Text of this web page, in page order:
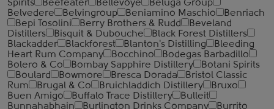
Spirits
Beefeater Bellevoye
Beluga Group
Belvedere
Belvingroup Beniamino Maschio
Benriach
Bepi Tosolini
Berry Brothers & Rudd
Beveland
Distillers
Bisquit & Dubouche
Black Forest Distillers
Blackadder
Blackforest Blanton's Distilling
Bleeding
Heart Rum Company
Bocchino
Bodegas Barbadillo
Bolero & Co
Bombay Sapphire Distillery
Botani Spirits
Boulard
Bowmore Bresca Dorada
Bristol Classic
Rum
Brugal & Co Bruichladdich Distillery
Bruxo
Buen Amigo
Buffalo Trace Distillery
Bulleit
Bunnahabhain
Burlington Drinks Company
Burrito